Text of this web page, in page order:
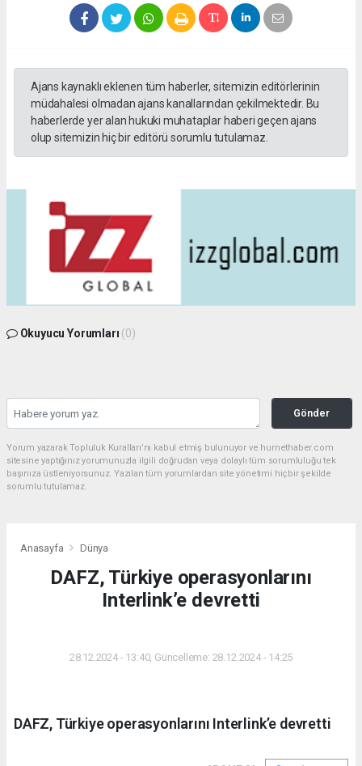
Ajans kaynaklı eklenen tüm haberler, sitemizin editörlerinin
müdahalesi olmadan ajans kanallarından çekilmektedir. Bu
haberlerde yer alan hukuki muhataplar haberi geçen ajans
olup sitemizin hiç bir editörü sorumlu tutulamaz.
Okuyucu Yorumları (0)
Gönder
Yorum yazarak Topluluk Kuralları’nı kabul etmiş bulunuyor ve hurnethaber.com
sitesine yaptığınız yorumunuzla ilgili doğrudan veya dolaylı tüm sorumluluğu tek
başınıza üstleniyorsunuz. Yazılan tüm yorumlardan site yönetimi hiçbir şekilde
sorumlu tutulamaz.
Anasayfa Dünya
DAFZ, Türkiye operasyonlarını
Interlink’e devretti
28.12.2024 - 13:40, Güncelleme: 28.12.2024 - 14:25
DAFZ, Türkiye operasyonlarını Interlink’e devretti